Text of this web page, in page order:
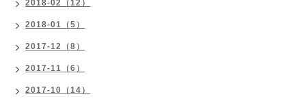
2018-02（12）
2018-01（5）
2017-12（8）
2017-11（6）
2017-10（14）